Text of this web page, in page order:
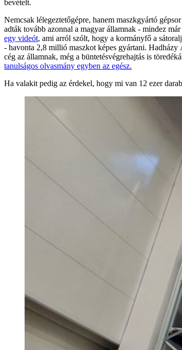
bevételt.
Nemcsak lélegeztetőgépre, hanem maszkgyártó
adták tovább azonnal a magyar államnak - mindez
egy videót, ami arról szólt, hogy a kormányfő a
- havonta 2,8 millió maszkot képes gyártani. Hadházy
cég az államnak, még a büntetésvégrehajtás is
tanulságos olvasmány egyben az egész.
Ha valakit pedig az érdekel, hogy mi van 12 ezer